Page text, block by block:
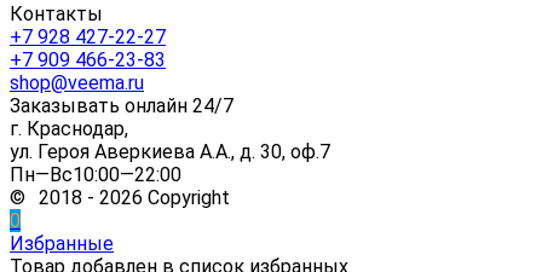
Контакты
+7 928 427-22-27
+7 909 466-23-83
shop@veema.ru
Заказывать онлайн 24/7
г. Краснодар,
ул. Героя Аверкиева А.А., д. 30, оф.7
Пн—Вс10:00—22:00
© 2018 - 2026 Copyright
0
Избранные
Товар добавлен в список избранных